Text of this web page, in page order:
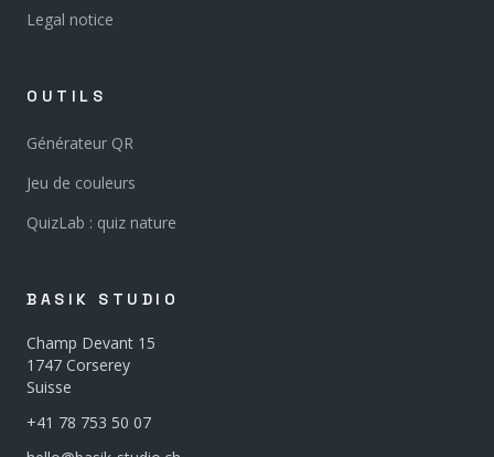
Legal notice
OUTILS
Générateur QR
Jeu de couleurs
QuizLab : quiz nature
BASIK STUDIO
Champ Devant 15
1747 Corserey
Suisse
+41 78 753 50 07